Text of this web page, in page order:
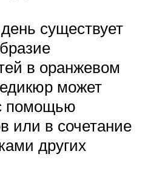
существует
в оранжевом
может
помощью
или в сочетание
других